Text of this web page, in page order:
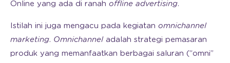
Online yang ada di ranah offline advertising.
Istilah ini juga mengacu pada kegiatan omnichannel
marketing. Omnichannel adalah strategi pemasaran
produk yang memanfaatkan berbagai saluran (“omni”